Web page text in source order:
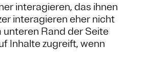
interagieren, das ihnen
interagieren eher nicht
unteren Rand der Seite
Inhalte zugreift, wenn